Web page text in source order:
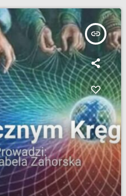
insert_link